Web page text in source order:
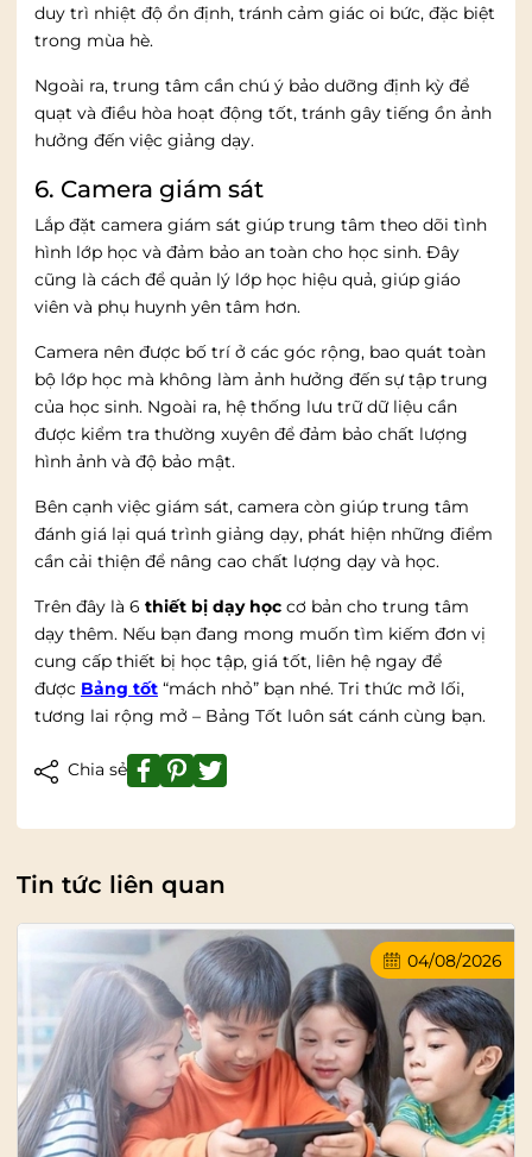
duy trì nhiệt độ ổn định, tránh cảm giác oi bức, đặc biệt
trong mùa hè.
Ngoài ra, trung tâm cần chú ý bảo dưỡng định kỳ để
quạt và điều hòa hoạt động tốt, tránh gây tiếng ồn ảnh
hưởng đến việc giảng dạy.
6. Camera giám sát
Lắp đặt camera giám sát giúp trung tâm theo dõi tình
hình lớp học và đảm bảo an toàn cho học sinh. Đây
cũng là cách để quản lý lớp học hiệu quả, giúp giáo
viên và phụ huynh yên tâm hơn.
Camera nên được bố trí ở các góc rộng, bao quát toàn
bộ lớp học mà không làm ảnh hưởng đến sự tập trung
của học sinh. Ngoài ra, hệ thống lưu trữ dữ liệu cần
được kiểm tra thường xuyên để đảm bảo chất lượng
hình ảnh và độ bảo mật.
Bên cạnh việc giám sát, camera còn giúp trung tâm
đánh giá lại quá trình giảng dạy, phát hiện những điểm
cần cải thiện để nâng cao chất lượng dạy và học.
Trên đây là 6 thiết bị dạy học cơ bản cho trung tâm
dạy thêm. Nếu bạn đang mong muốn tìm kiếm đơn vị
cung cấp thiết bị học tập, giá tốt, liên hệ ngay để
được Bảng tốt “mách nhỏ” bạn nhé. Tri thức mở lối,
tương lai rộng mở – Bảng Tốt luôn sát cánh cùng bạn.
Chia sẻ
Tin tức liên quan
04/08/2026